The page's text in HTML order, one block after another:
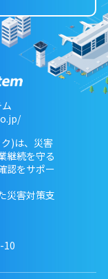
)は、災害
継続を守る
認をサポー
災害対策支
10